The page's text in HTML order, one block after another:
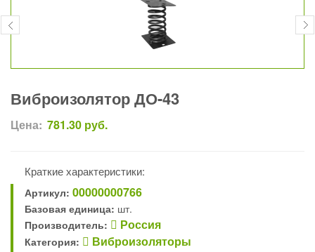
Виброизолятор ДО-43
Цена: 781.30 руб.
Краткие характеристики:
Артикул: 00000000766
Базовая единица: шт.
Производитель:
Россия
Категория: Виброизоляторы